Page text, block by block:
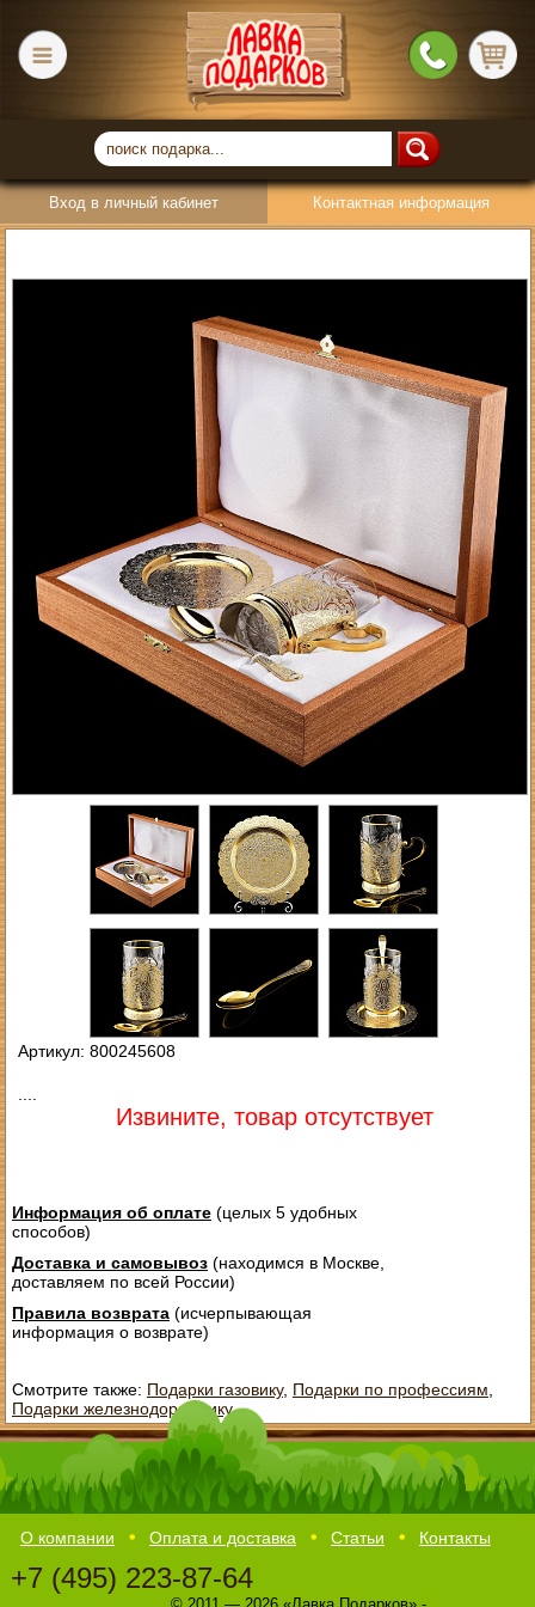
Вход в личный кабинет Контактная информация
Артикул: 800245608
Извините, товар отсутствует
Информация об оплате(целых 5 удобных
способов)
Доставка и самовывоз(находимся в Москве,
доставляем по всей России)
Правила возврата(исчерпывающая
информация о возврате)
Смотрите также: Подарки газовику, Подарки по профессиям
Подарки железнодорожнику
О компании Оплата и доставка Статьи Контакты
+7 (495) 223-87-64